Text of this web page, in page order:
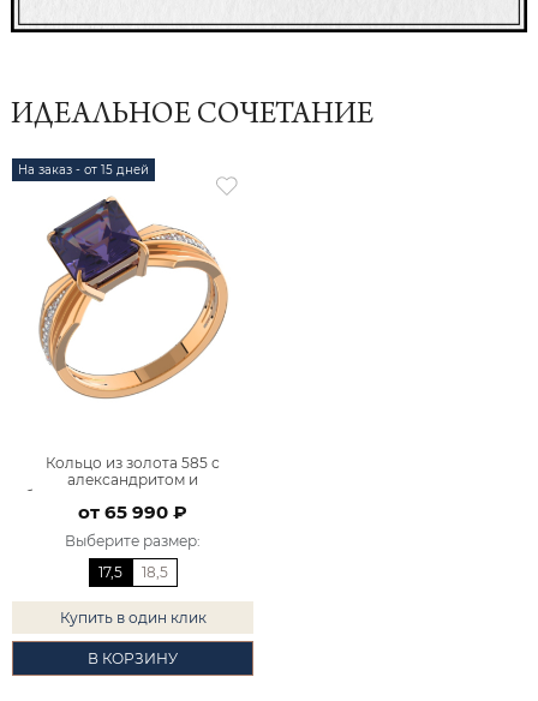
ИДЕАЛЬНОЕ СОЧЕТАНИЕ
На заказ - от 15 дней
Кольцо из золота 585 с
александритом и
бриллиантами 9101014-03650
от 65 990 ₽
Выберите размер:
17,5
18,5
Купить в один клик
В КОРЗИНУ